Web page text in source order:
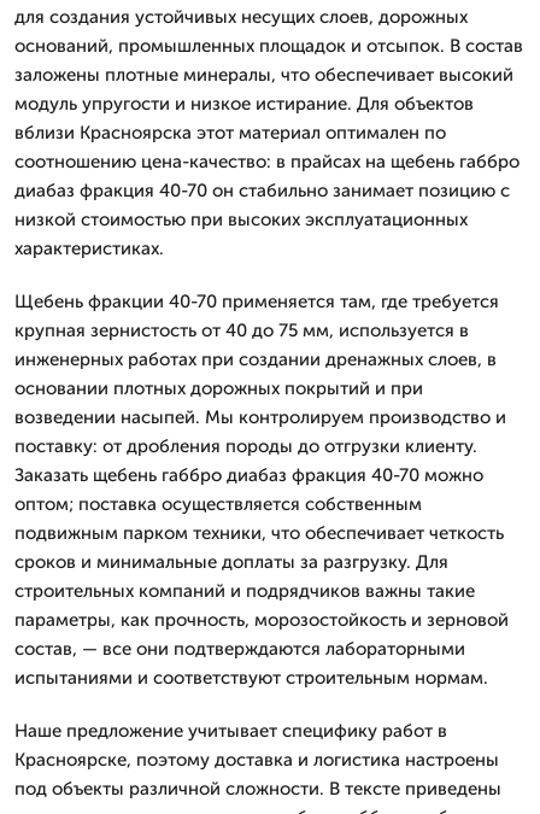
для создания устойчивых несущих слоев, дорожных
оснований, промышленных площадок и отсыпок. В состав
заложены плотные минералы, что обеспечивает высокий
модуль упругости и низкое истирание. Для объектов
вблизи Красноярска этот материал оптимален по
соотношению цена-качество: в прайсах на щебень габбро
диабаз фракция 40-70 он стабильно занимает позицию с
низкой стоимостью при высоких эксплуатационных
характеристиках.
Щебень фракции 40-70 применяется там, где требуется
крупная зернистость от 40 до 75 мм, используется в
инженерных работах при создании дренажных слоев, в
основании плотных дорожных покрытий и при
возведении насыпей. Мы контролируем производство и
поставку: от дробления породы до отгрузки клиенту.
Заказать щебень габбро диабаз фракция 40-70 можно
оптом; поставка осуществляется собственным
подвижным парком техники, что обеспечивает четкость
сроков и минимальные доплаты за разгрузку. Для
строительных компаний и подрядчиков важны такие
параметры, как прочность, морозостойкость и зерновой
состав, — все они подтверждаются лабораторными
испытаниями и соответствуют строительным нормам.
Наше предложение учитывает специфику работ в
Красноярске, поэтому доставка и логистика настроены
под объекты различной сложности. В тексте приведены